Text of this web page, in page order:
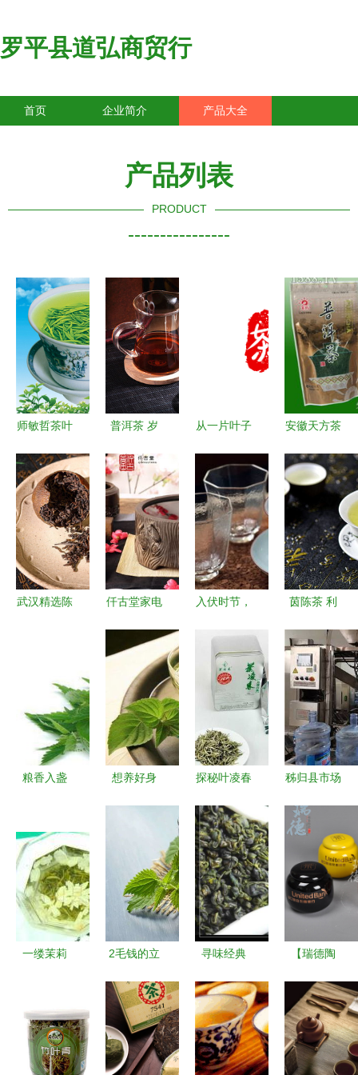
罗平县道弘商贸行
首页 企业简介 产品大全
产品列表
PRODUCT
----------------
师敏哲茶叶
匠心与传承
普洱茶 岁
芳，一图一
味的东方美
学
从一片叶子
中国茶文化
的魅力与传
承
安徽天方茶
克一级普洱
茶火爆招
商，共拓糖
酒食品市场
新蓝海
武汉精选陈
茶叶货源充
足
仟古堂家电
加盟店实力
与茶饮家电
新机遇
入伏时节，
夏日养生茶
饮指南
茵陈茶 利
季佳饮及其
饮用须知
粮香入盏
风味
想养好身
不得不知道
探秘叶凌春
银白铁盒中
的自然馈赠
秭归县市场
动“登门”服
务，助力茶
企发展
一缕茉莉
2010年碧
潭飘雪纯茉
2毛钱的立
宠于茶饮江
湖？
寻味经典
与福海茶厂
80年代茶叶
品鉴与价格
【瑞德陶
批发 高档
密封陶瓷茶
叶罐的定制